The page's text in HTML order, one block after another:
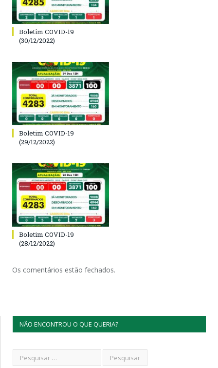
Boletim COVID-19
(30/12/2022)
Boletim COVID-19
(29/12/2022)
Boletim COVID-19
(28/12/2022)
Os comentários estão fechados.
NÃO ENCONTROU O QUE QUERIA?